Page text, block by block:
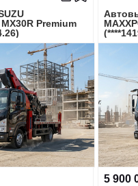
ДВС
кВт/Лс
топлива
объем, сМ
Premium
5 900